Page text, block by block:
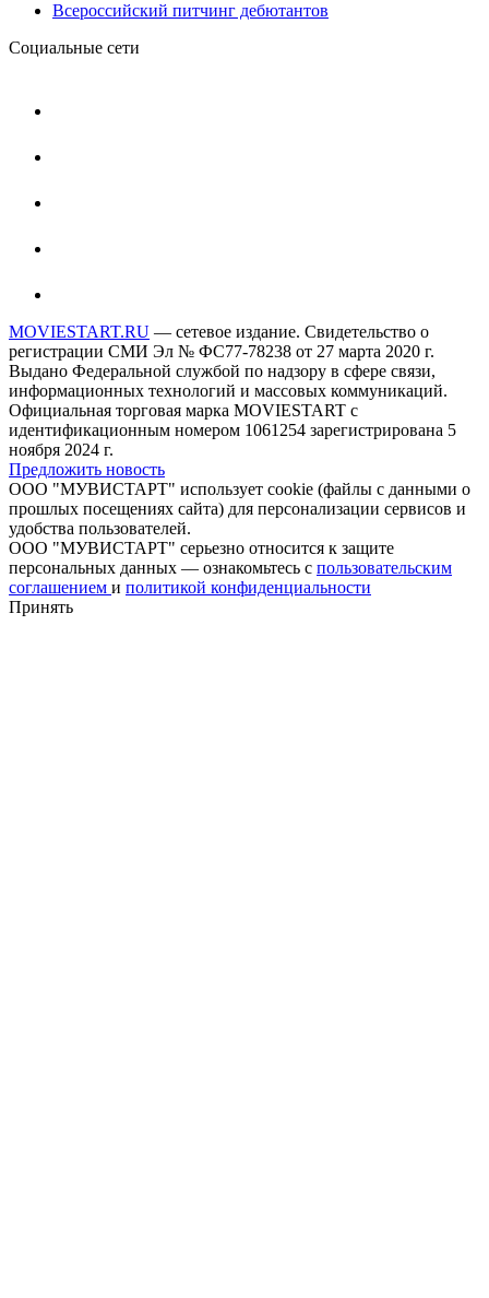
Всероссийский питчинг дебютантов
Социальные сети
MOVIESTART.RU — сетевое издание. Свидетельство о
регистрации СМИ Эл № ФС77-78238 от 27 марта 2020 г.
Выдано Федеральной службой по надзору в сфере связи,
информационных технологий и массовых коммуникаций.
Официальная торговая марка MOVIESTART с
идентификационным номером 1061254 зарегистрирована 5
ноября 2024 г.
Предложить новость
ООО "МУВИСТАРТ" использует cookie (файлы с данными о
прошлых посещениях сайта) для персонализации сервисов и
удобства пользователей.
ООО "МУВИСТАРТ" серьезно относится к защите
персональных данных — ознакомьтесь с пользовательским
соглашением и политикой конфиденциальности
Принять